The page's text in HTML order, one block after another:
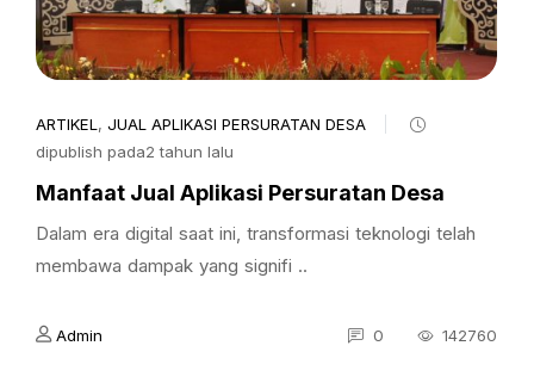
ARTIKEL , JUAL APLIKASI PERSURATAN DESA
dipublish pada2 tahun lalu
Manfaat Jual Aplikasi Persuratan Desa
Dalam era digital saat ini, transformasi teknologi telah
membawa dampak yang signifi ..
Admin 0 142760